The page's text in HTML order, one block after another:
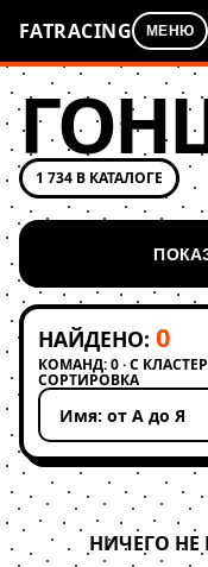
FATRACING МЕНЮ
1 734 В КАТАЛОГЕ
НАЙДЕНО: 0
КОМАНД: 0 · С
СОРТИРОВКА
Применить сортировку
НИЧЕГО